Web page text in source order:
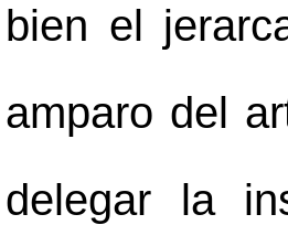
bien el
amparo del
delegar la